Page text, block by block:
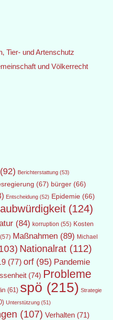
Tier- und Artenschutz
und Völkerrecht
(92) Berichterstattung (53)
(67) bürger (66)
Entscheidung (52) Epidemie (66)
(124)
(84) korruption (55) Kosten
(57) Maßnahmen (89) Michael
Nationalrat (112)
(77) orf (95) Pandemie
(74) Probleme
(61) spö (215) Strategie
Unterstützung (51)
(107) Verhalten (71)